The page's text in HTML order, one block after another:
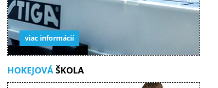
viac informácií
HOKEJOVÁ ŠKOLA